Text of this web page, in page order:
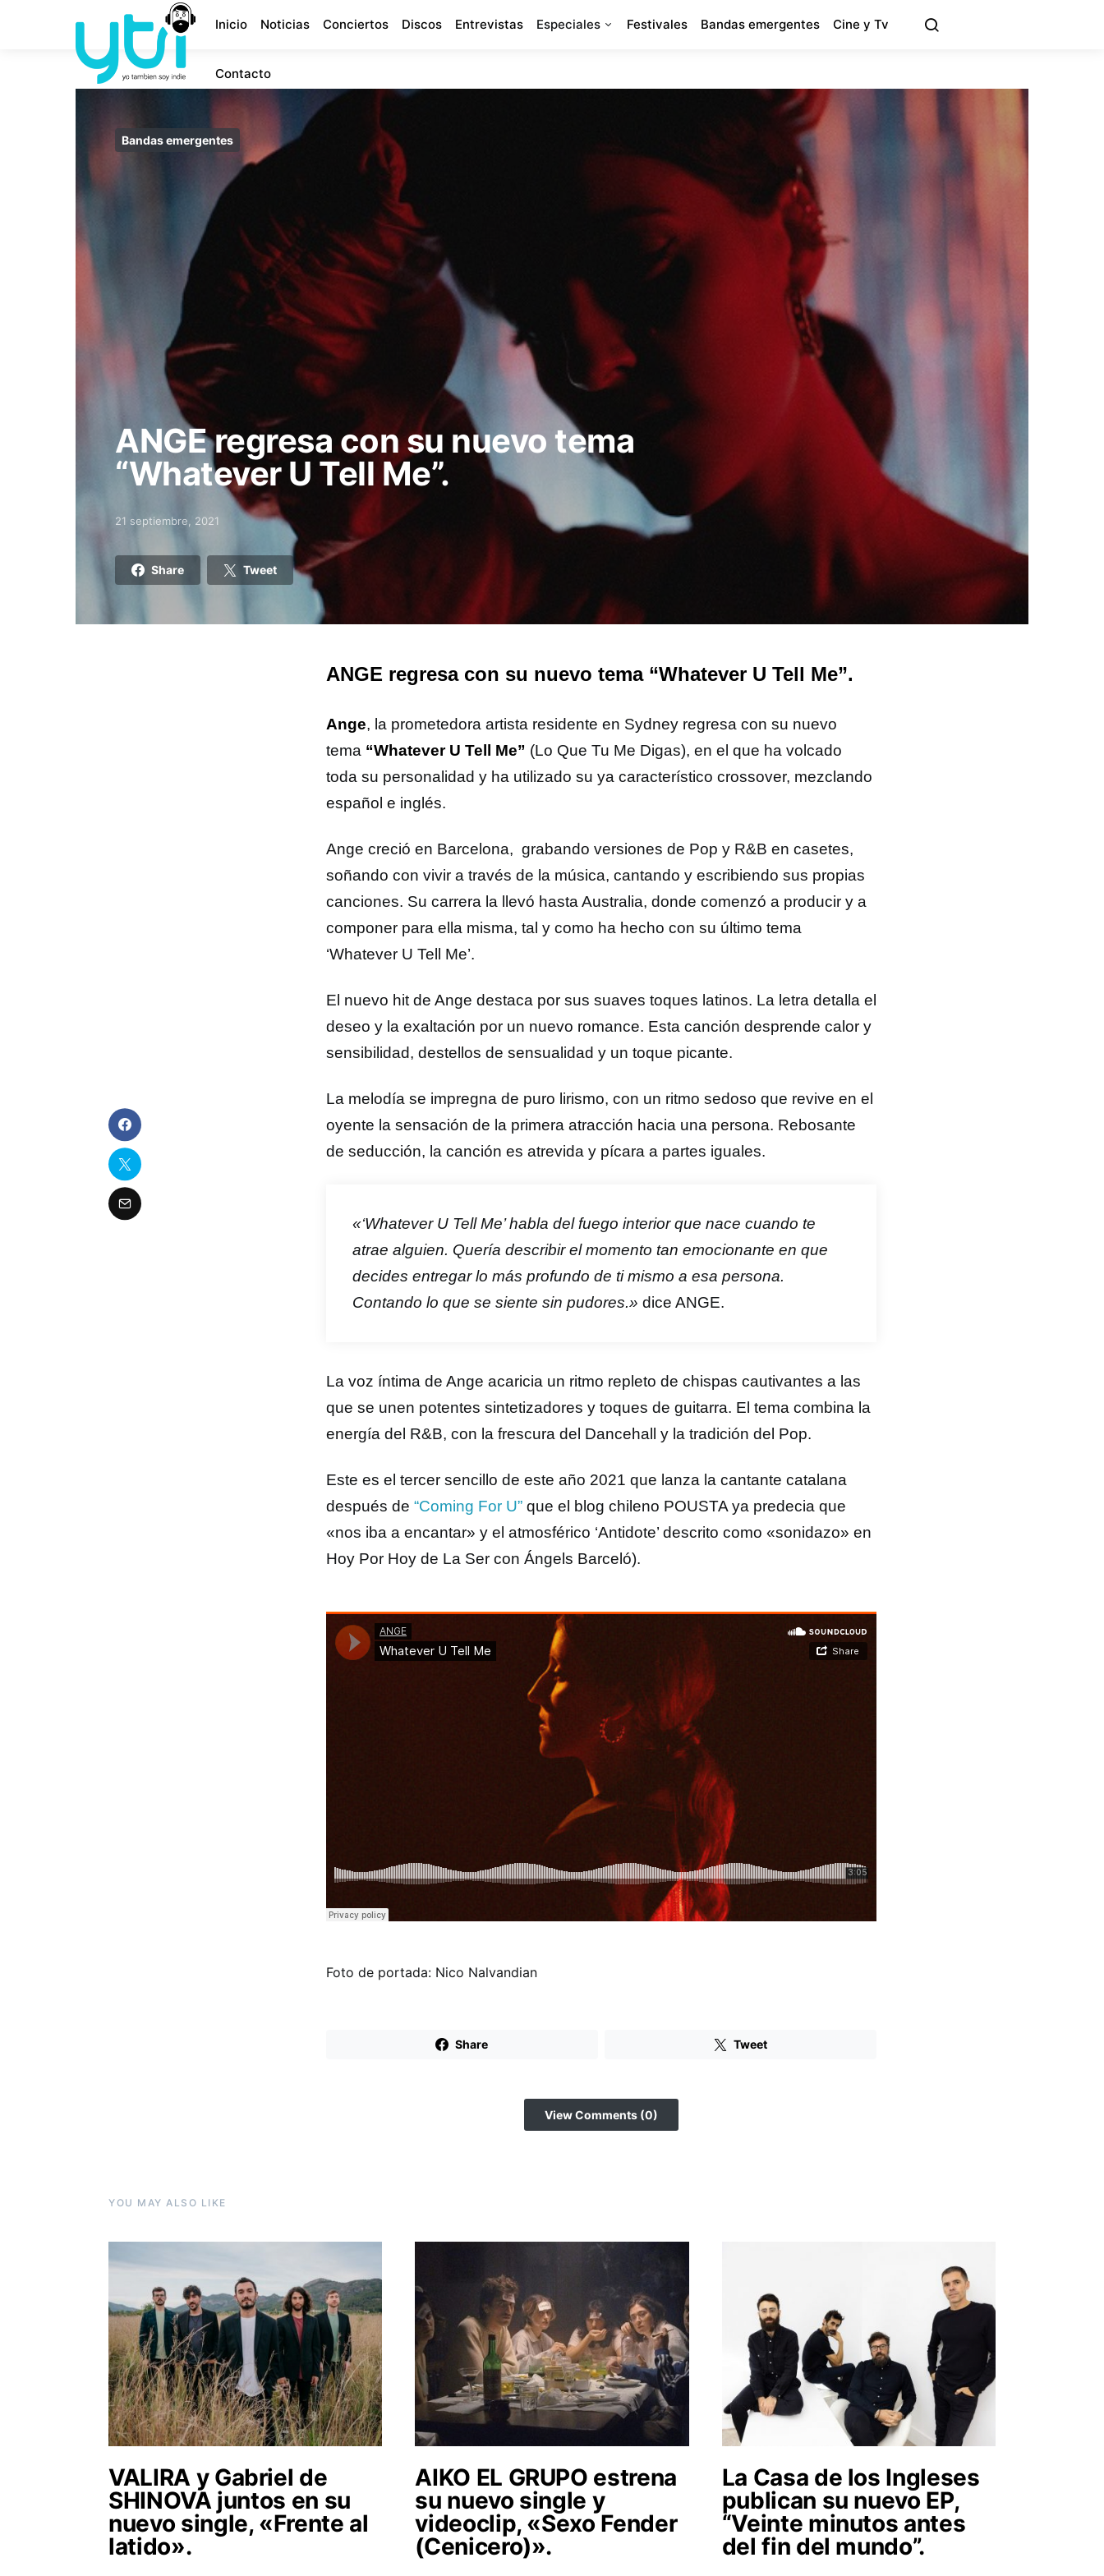
Inicio Noticias Conciertos Discos Entrevistas Especiales Festivales Bandas emergentes Cine y Tv
Contacto
Bandas emergentes
ANGE regresa con su nuevo tema
“Whatever U Tell Me”.
Posted on
21 septiembre, 2021
Share Tweet
ANGE regresa con su nuevo tema “Whatever U Tell Me”.
Ange, la prometedora artista residente en Sydney regresa con su nuevo
tema “Whatever U Tell Me” (Lo Que Tu Me Digas), en el que ha volcado
toda su personalidad y ha utilizado su ya característico crossover, mezclando
español e inglés.
Ange creció en Barcelona, grabando versiones de Pop y R&B en casetes,
soñando con vivir a través de la música, cantando y escribiendo sus propias
canciones. Su carrera la llevó hasta Australia, donde comenzó a producir y a
componer para ella misma, tal y como ha hecho con su último tema
‘Whatever U Tell Me’.
El nuevo hit de Ange destaca por sus suaves toques latinos. La letra detalla el
deseo y la exaltación por un nuevo romance. Esta canción desprende calor y
sensibilidad, destellos de sensualidad y un toque picante.
La melodía se impregna de puro lirismo, con un ritmo sedoso que revive en el
oyente la sensación de la primera atracción hacia una persona. Rebosante
de seducción, la canción es atrevida y pícara a partes iguales.
«‘Whatever U Tell Me’ habla del fuego interior que nace cuando te
atrae alguien. Quería describir el momento tan emocionante en que
decides entregar lo más profundo de ti mismo a esa persona.
Contando lo que se siente sin pudores.» dice ANGE.
La voz íntima de Ange acaricia un ritmo repleto de chispas cautivantes a las
que se unen potentes sintetizadores y toques de guitarra. El tema combina la
energía del R&B, con la frescura del Dancehall y la tradición del Pop.
Este es el tercer sencillo de este año 2021 que lanza la cantante catalana
después de “Coming For U” que el blog chileno POUSTA ya predecia que
«nos iba a encantar» y el atmosférico ‘Antidote’ descrito como «sonidazo» en
Hoy Por Hoy de La Ser con Ángels Barceló).
Foto de portada: Nico Nalvandian
Share Tweet
View Comments (0)
YOU MAY ALSO LIKE
VALIRA y Gabriel de
SHINOVA juntos en su
nuevo single, «Frente al
latido».
AIKO EL GRUPO estrena
su nuevo single y
videoclip, «Sexo Fender
(Cenicero)».
La Casa de los Ingleses
publican su nuevo EP,
“Veinte minutos antes
del fin del mundo”.